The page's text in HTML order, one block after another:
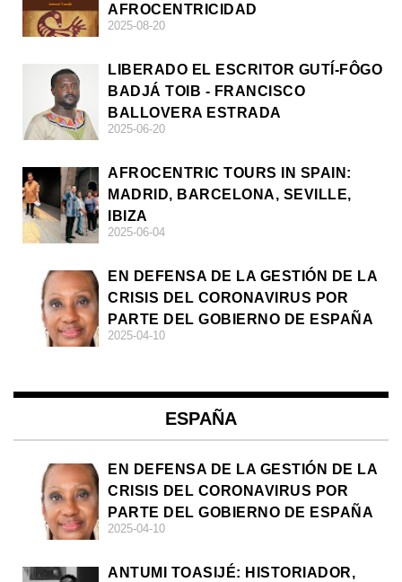
AFROCENTRICIDAD
2025-08-20
LIBERADO EL ESCRITOR GUTÍ-FÔGO
BADJÁ TOIB - FRANCISCO
BALLOVERA ESTRADA
2025-06-20
AFROCENTRIC TOURS IN SPAIN:
MADRID, BARCELONA, SEVILLE,
IBIZA
2025-06-04
EN DEFENSA DE LA GESTIÓN DE LA
CRISIS DEL CORONAVIRUS POR
PARTE DEL GOBIERNO DE ESPAÑA
2025-04-10
ESPAÑA
EN DEFENSA DE LA GESTIÓN DE LA
CRISIS DEL CORONAVIRUS POR
PARTE DEL GOBIERNO DE ESPAÑA
2025-04-10
ANTUMI TOASIJÉ: HISTORIADOR,